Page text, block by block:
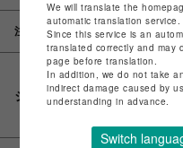
注意事項
シェアする
We will translate the
automatic translation service.
Since this service is an
translated correctly and may
page before translation.
In addition, we do not take
indirect damage caused by
understanding in advance.
Switch